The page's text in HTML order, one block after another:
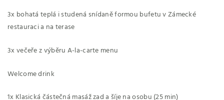
3x bohatá teplá i studená snídaně formou bufetu v Zámecké
restauraci a na terase
3x večeře z výběru A-la-carte menu
Welcome drink
1x Klasická částečná masáž zad a šíje na osobu (25 min)